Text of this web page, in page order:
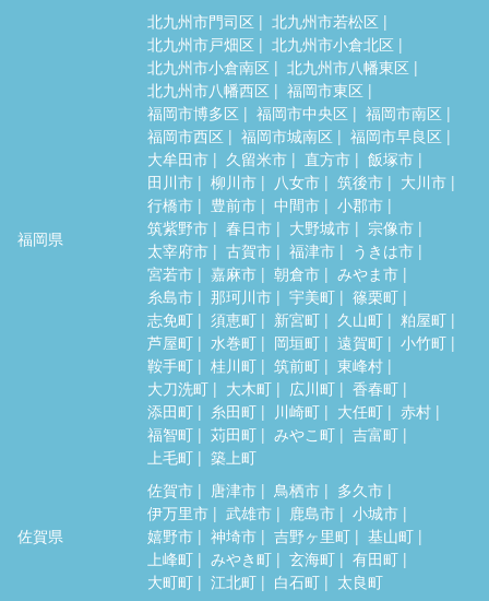
福岡県
北九州市門司区
北九州市若松区
北九州市戸畑区
北九州市小倉北区
北九州市小倉南区
北九州市八幡東区
北九州市八幡西区
福岡市東区
福岡市博多区
福岡市中央区
福岡市南区
福岡市西区
福岡市城南区
福岡市早良区
大牟田市
久留米市 直方市
飯塚市
田川市
柳川市 八女市 筑後市
大川市
行橋市
豊前市 中間市
小郡市
筑紫野市
春日市 大野城市
宗像市
太宰府市
古賀市 福津市
うきは市
宮若市
嘉麻市 朝倉市
みやま市
糸島市
那珂川市 宇美町
篠栗町
志免町
須恵町 新宮町 久山町
粕屋町
芦屋町
水巻町 岡垣町 遠賀町
小竹町
鞍手町
桂川町 筑前町
東峰村
大刀洗町
大木町 広川町
香春町
添田町
糸田町 川崎町 大任町
赤村
福智町
苅田町 みやこ町
吉富町
上毛町
築上町
佐賀県
佐賀市 唐津市 鳥栖市
多久市
伊万里市
武雄市 鹿島市
小城市
嬉野市
神埼市 吉野ヶ里町
基山町
上峰町
みやき町 玄海町
有田町
大町町
江北町 白石町 太良町